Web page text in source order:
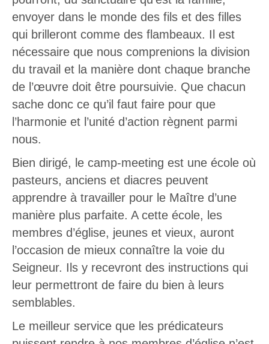
envoyer dans le monde des fils et des filles
qui brilleront comme des flambeaux. Il est
nécessaire que nous comprenions la division
du travail et la manière dont chaque branche
de l’œuvre doit être poursuivie. Que chacun
sache donc ce qu’il faut faire pour que
l’harmonie et l’unité d’action règnent parmi
nous.
Bien dirigé, le camp-meeting est une école où
pasteurs, anciens et diacres peuvent
apprendre à travailler pour le Maître d’une
manière plus parfaite. A cette école, les
membres d’église, jeunes et vieux, auront
l’occasion de mieux connaître la voie du
Seigneur. Ils y recevront des instructions qui
leur permettront de faire du bien à leurs
semblables.
Le meilleur service que les prédicateurs